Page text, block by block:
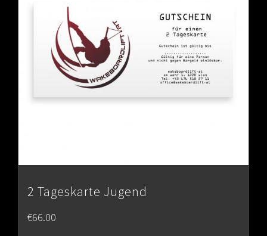
2 Tageskarte Jugend
€66.00